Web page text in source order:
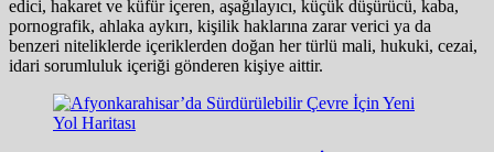
edici, hakaret ve küfür içeren, aşağılayıcı, küçük düşürücü, kaba,
pornografik, ahlaka aykırı, kişilik haklarına zarar verici ya da
benzeri niteliklerde içeriklerden doğan her türlü mali, hukuki, cezai,
idari sorumluluk içeriği gönderen kişiye aittir.